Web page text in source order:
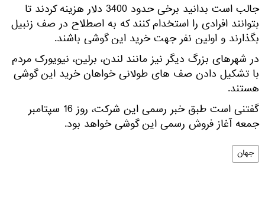
جالب است بدانید برخی حدود 3400 دلار هزینه کردند تا
بتوانند افرادی را استخدام کنند که به اصطلاح در صف زنبیل
بگذارند و اولین نفر جهت خرید این گوشی باشند.
در شهرهای بزرگ دیگر نیز مانند لندن، برلین، نیویورک مردم
با تشکیل دادن صف های طولانی خواهان خرید این گوشی
هستند.
گفتنی است طبق خبر رسمی این شرکت، روز 16 سپتامبر
جمعه آغاز فروش رسمی این گوشی خواهد بود.
جهان